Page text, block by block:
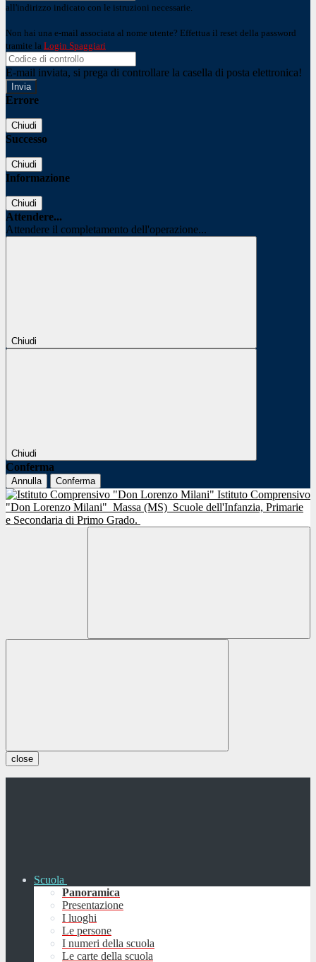
all'indirizzo indicato con le istruzioni necessarie.
Non hai una e-mail associata al nome utente? Effettua il reset della password
tramite la Login Spaggiari
E-mail inviata, si prega di controllare la casella di posta elettronica!
Errore
Chiudi
Successo
Chiudi
Informazione
Chiudi
Attendere...
Attendere il completamento dell'operazione...
Chiudi
Chiudi
Conferma
Annulla Conferma
Istituto Comprensivo
"Don Lorenzo Milani" Massa (MS) Scuole dell'Infanzia, Primarie
e Secondaria di Primo Grado.
close
Scuola
Panoramica
Presentazione
I luoghi
Le persone
I numeri della scuola
Le carte della scuola